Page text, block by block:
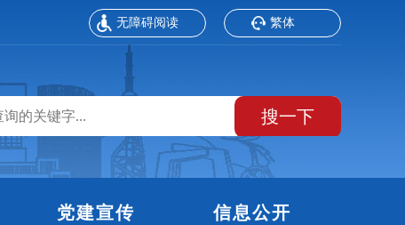
繁体
无障碍阅读
搜一下
党建宣传 信息公开